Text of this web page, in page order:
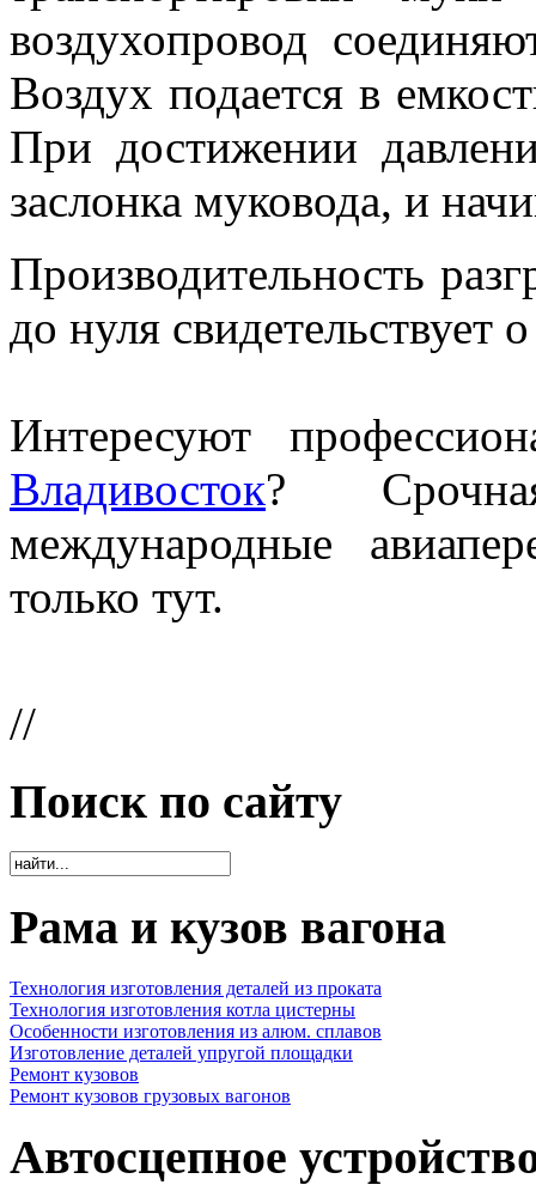
воздухопровод
Воздух подается в
При достижении
заслонка муковода, и
Производительность
до нуля свидетельствует
Интересуют
Владивосток? С
международные
только тут.
//
Поиск по сайту
Рама и кузов вагона
Технология изготовления деталей из проката
Технология изготовления котла цистерны
Особенности изготовления из алюм. сплавов
Изготовление деталей упругой площадки
Ремонт кузовов
Ремонт кузовов грузовых вагонов
Автосцепное